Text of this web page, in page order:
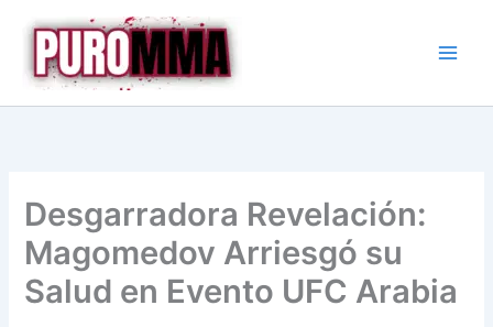
contenido
Desgarradora Revelación:
Magomedov Arriesgó su
Salud en Evento UFC Arabia